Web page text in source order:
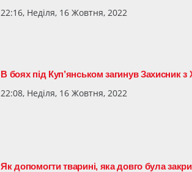
22:16, Неділя, 16 Жовтня, 2022
В боях під Куп’янськом загинув Захисник
22:08, Неділя, 16 Жовтня, 2022
Як допомогти тварині, яка довго була